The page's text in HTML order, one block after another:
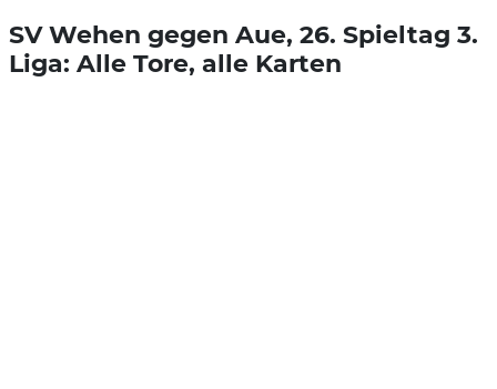
SV Wehen gegen Aue, 26. Spieltag 3.
Liga: Alle Tore, alle Karten